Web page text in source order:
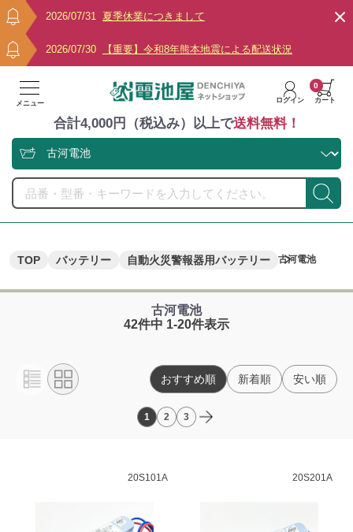
2026/07/31 夏季休業につきまして
2026/07/30 【重要】令和8年熊本地震による配送状況
メニュー ログイン カート
0
合計4,000円（税込み）以上で送料無料！
TOP バッテリー 自動火災警報器用バッテリー 古河電池
古河電池
42件中 1-20件表示
1 2 3
おすすめ順 新着順 安い順
20S101A 20S201A